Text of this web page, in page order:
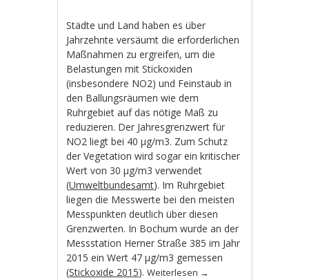
Städte und Land haben es über
Jahrzehnte versäumt die erforderlichen
Maßnahmen zu ergreifen, um die
Belastungen mit Stickoxiden
(insbesondere NO2) und Feinstaub in
den Ballungsräumen wie dem
Ruhrgebiet auf das nötige Maß zu
reduzieren. Der Jahresgrenzwert für
NO2 liegt bei 40 µg/m3. Zum Schutz
der Vegetation wird sogar ein kritischer
Wert von 30 µg/m3 verwendet
(Umweltbundesamt). Im Ruhrgebiet
liegen die Messwerte bei den meisten
Messpunkten deutlich über diesen
Grenzwerten. In Bochum wurde an der
Messstation Herner Straße 385 im Jahr
2015 ein Wert 47 µg/m3 gemessen
(Stickoxide 2015).Weiterlesen →